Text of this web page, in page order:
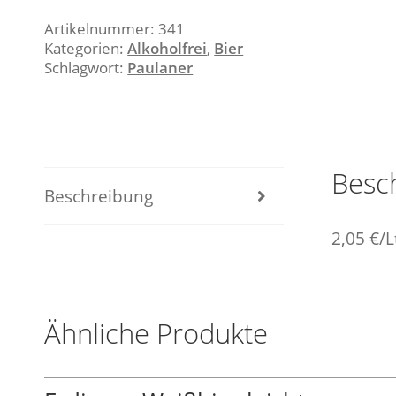
Artikelnummer:341
Kategorien:Alkoholfrei, Bier
Schlagwort: Paulaner
Beschreibung
2,05 €/
Ähnliche Produkte